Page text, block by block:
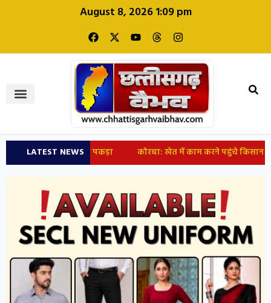
August 8, 2026 1:09 pm
LATEST NEWS
था, रेस्क्यू टीम ने पकड़ा कोरबा: खेत में काम करने पहुंचे किसान तो उड़े